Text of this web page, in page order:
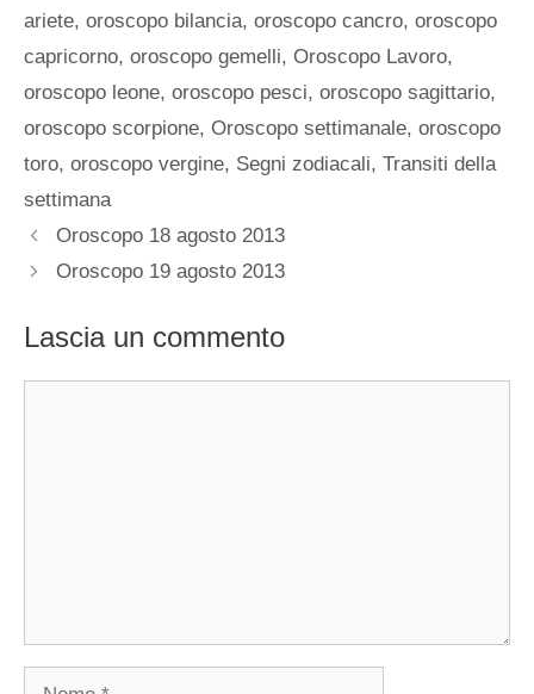
ariete, oroscopo bilancia, oroscopo cancro, oroscopo
capricorno, oroscopo gemelli, Oroscopo Lavoro,
oroscopo leone, oroscopo pesci, oroscopo sagittario,
oroscopo scorpione, Oroscopo settimanale, oroscopo
toro, oroscopo vergine, Segni zodiacali, Transiti della
settimana
Oroscopo 18 agosto 2013
Oroscopo 19 agosto 2013
Lascia un commento
Nome